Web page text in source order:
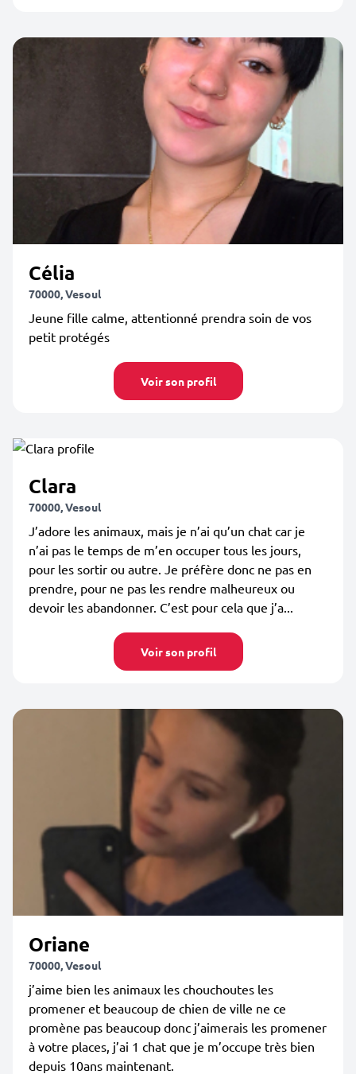
Célia
70000, Vesoul
Jeune fille calme, attentionné prendra soin de vos
petit protégés
Voir son profil
Clara
70000, Vesoul
J’adore les animaux, mais je n’ai qu’un chat car je
n’ai pas le temps de m’en occuper tous les jours,
pour les sortir ou autre. Je préfère donc ne pas en
prendre, pour ne pas les rendre malheureux ou
devoir les abandonner. C’est pour cela que j’a...
Voir son profil
Oriane
70000, Vesoul
j’aime bien les animaux les chouchoutes les
promener et beaucoup de chien de ville ne ce
promène pas beaucoup donc j’aimerais les promener
à votre places, j’ai 1 chat que je m’occupe très bien
depuis 10ans maintenant.